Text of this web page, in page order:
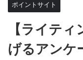
ポイントサイト
【ライテ
げるアンケ